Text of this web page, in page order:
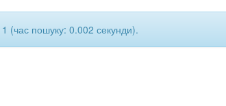
1 (час пошуку: 0.002 секунди).